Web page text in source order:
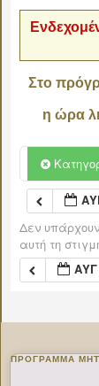
Στο
η ώρα
Δεν
αυτή τη
ΑΥΓ
ΠΡΌΓΡΑΜΜΑ